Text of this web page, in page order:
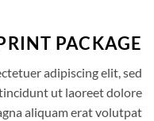
PACKAGE
adipiscing elit, sed
ut laoreet dolore
aliquam erat volutpat.